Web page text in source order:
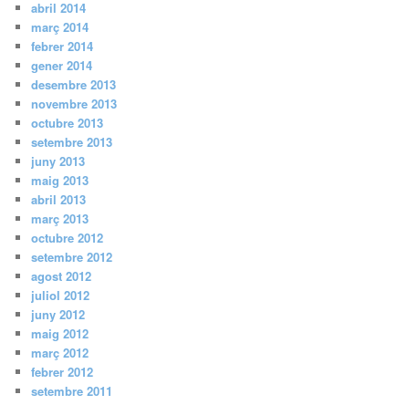
abril 2014
març 2014
febrer 2014
gener 2014
desembre 2013
novembre 2013
octubre 2013
setembre 2013
juny 2013
maig 2013
abril 2013
març 2013
octubre 2012
setembre 2012
agost 2012
juliol 2012
juny 2012
maig 2012
març 2012
febrer 2012
setembre 2011